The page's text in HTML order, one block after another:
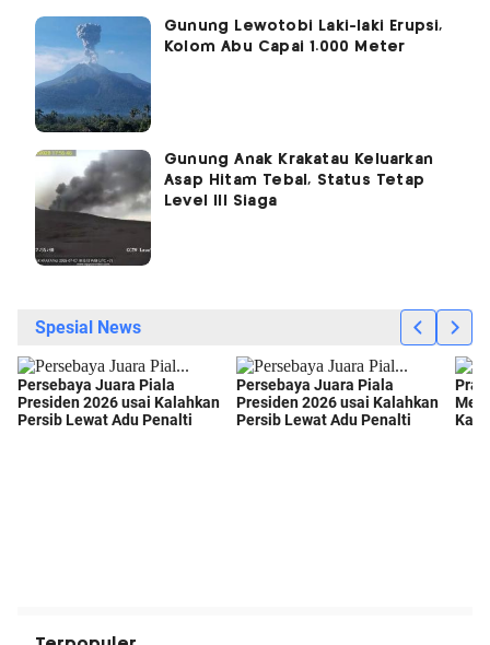
Gunung Lewotobi Laki-laki Erupsi,
Kolom Abu Capai 1.000 Meter
Gunung Anak Krakatau Keluarkan
Asap Hitam Tebal, Status Tetap
Level III Siaga